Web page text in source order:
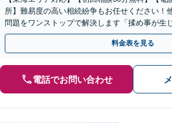
所】難易度の高い相続紛争もお任せください！
問題をワンストップで解決します「揉め事が生
【分割払い対応】【完全個室制】【休日夜間相
料金表を見る
電話でお問い合わせ